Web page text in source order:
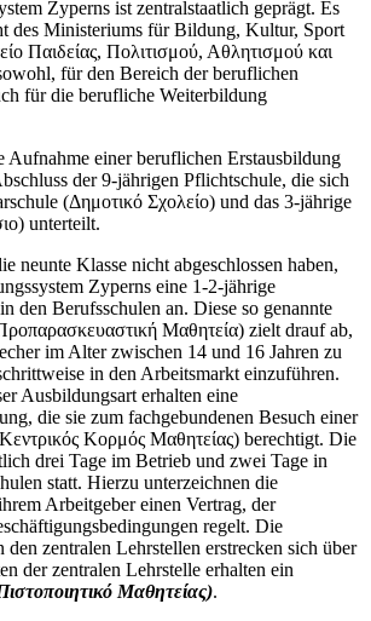
Zyperns ist zentralstaatlich geprägt. Es
des Ministeriums für Bildung, Kultur, Sport
Παιδείας, Πολιτισμού, Αθλητισμού και
für den Bereich der beruflichen
für die berufliche Weiterbildung
Aufnahme einer beruflichen Erstausbildung
der 9-jährigen Pflichtschule, die sich
(Δημοτικό Σχολείο) und das 3-jährige
unterteilt.
neunte Klasse nicht abgeschlossen haben,
Zyperns eine 1-2-jährige
den Berufsschulen an. Diese so genannte
Μαθητεία) zielt drauf ab,
im Alter zwischen 14 und 16 Jahren zu
in den Arbeitsmarkt einzuführen.
Ausbildungsart erhalten eine
die sie zum fachgebundenen Besuch einer
Κορμός Μαθητείας) berechtigt. Die
drei Tage im Betrieb und zwei Tage in
statt. Hierzu unterzeichnen die
Arbeitgeber einen Vertrag, der
regelt. Die
den zentralen Lehrstellen erstrecken sich über
der zentralen Lehrstelle erhalten ein
Μαθητείας).